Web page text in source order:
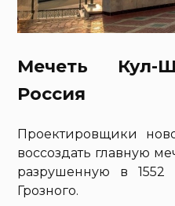
Мечеть Кул-
Россия
Проектировщики
воссоздать главную
разрушенную в
Грозного.